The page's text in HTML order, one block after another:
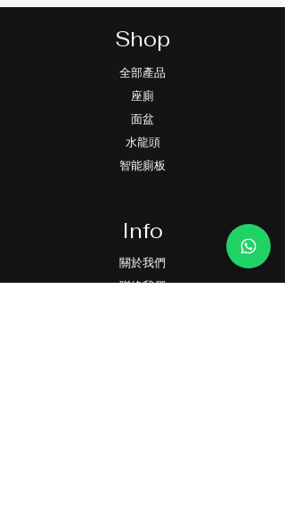
Shop
全部產品
座廁
面盆
水龍頭
智能廁板
Info
關於我們
聯絡我們